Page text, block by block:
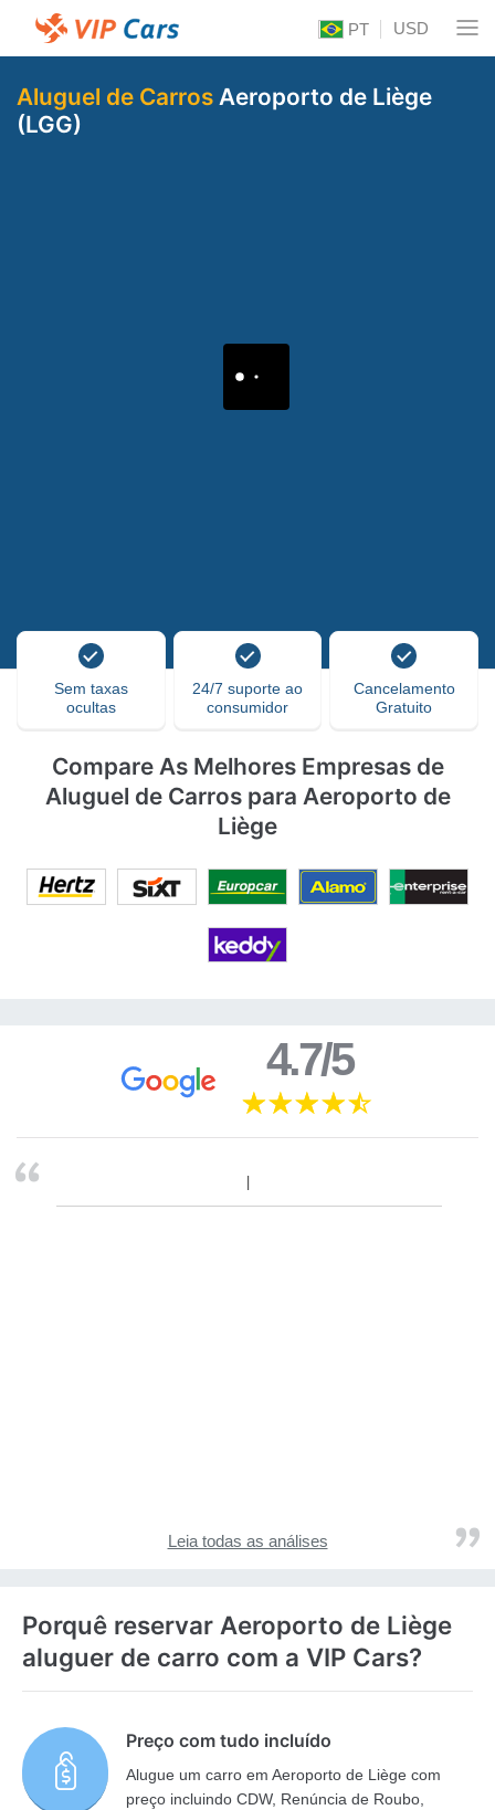
PT USD
Aluguel de Carros Aeroporto de Liège
(LGG)
Sem taxas
ocultas
24/7 suporte ao
consumidor
Cancelamento
Gratuito
Compare As Melhores Empresas de
Aluguel de Carros para Aeroporto de
Liège
4.7/5
Leia todas as análises
Porquê reservar Aeroporto de Liège
aluguer de carro com a VIP Cars?
Preço com tudo incluído
Alugue um carro em Aeroporto de Liège com
preço incluindo CDW, Renúncia de Roubo,